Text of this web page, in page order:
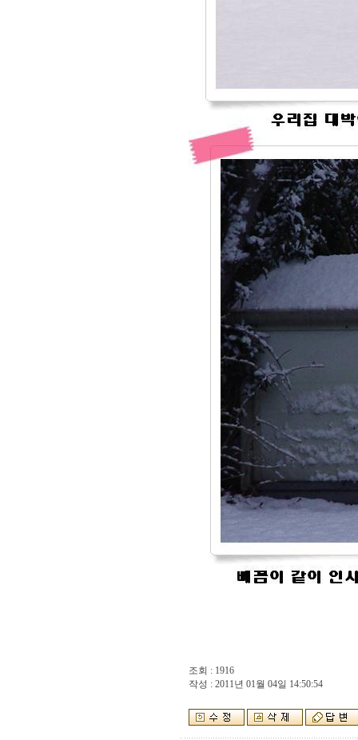
조회 : 1916
작성 : 2011년 01월 04일 14:50:54